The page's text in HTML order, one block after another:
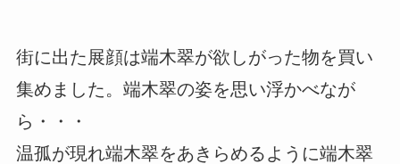
街に出た展顔は端木翠が欲しがった物を買い
集めました。端木翠の姿を思い浮かべなが
ら・・・
温孤が現れ端木翠をあきらめるように端木翠